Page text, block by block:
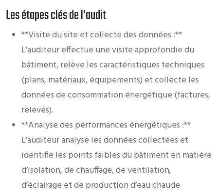
Les étapes clés de l’audit
**Visite du site et collecte des données :**
L’auditeur effectue une visite approfondie du
bâtiment, relève les caractéristiques techniques
(plans, matériaux, équipements) et collecte les
données de consommation énergétique (factures,
relevés).
**Analyse des performances énergétiques :**
L’auditeur analyse les données collectées et
identifie les points faibles du bâtiment en matière
d’isolation, de chauffage, de ventilation,
d’éclairage et de production d’eau chaude